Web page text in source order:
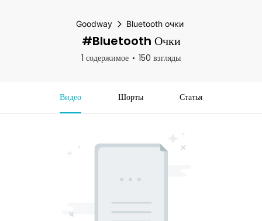
Goodway Bluetooth очки
#Bluetooth Очки
1 содержимое 150 взгляды
Видео Шорты Статья